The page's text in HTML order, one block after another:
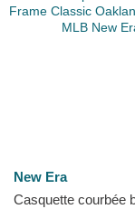
New Era
Casquette courbée